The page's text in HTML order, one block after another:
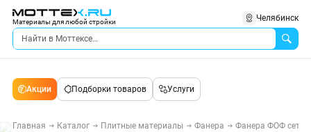
Материалы для любой стройки Челябинск
Акции Подборки товаров Услуги
Главная Каталог Плитные материалы Фанера Фанера ФОФ